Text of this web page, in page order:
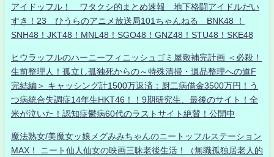
アイドッフル！ ワタクシ的まとめ速報 地下格闘アイドルだい
すき！23 ひうらのアニメ放送局101ちゃんねる BNK48 ！
SNH48！JKT48！MNL48！SGO48！GNZ48！STU48！SKE48
ヒウラッフルのハーニーフィニッシュゴミ屋敷補完計画 ＜必殺！
生前整理人！孤立し孤独死からの～特殊清掃・遺品整理への道F
完結編＞ キャッシング計1500万返済：厨二病借金3500万円！う
つ病統合失調症14年生HKT46！！9期研究生、最後のサイト！全
米が泣いた！認知症鬱病60代のラストサイト絶賛！公開中
魔法熟女/美魔女ッ娘メグみみちゃんのニートッフルステーション
MAX！ ニート仙人仙女の映画三昧老後生活！（無職孤独居老人的